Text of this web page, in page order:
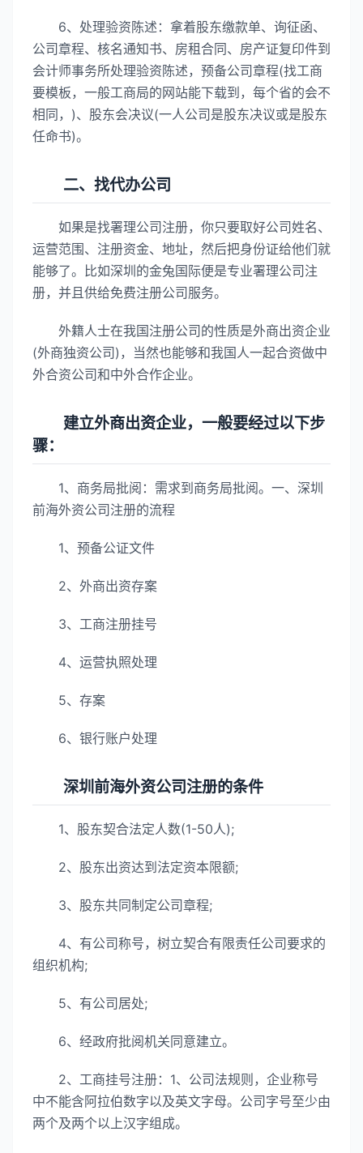
6、处理验资陈述：拿着股东缴款单、询征函、
公司章程、核名通知书、房租合同、房产证复印件到
会计师事务所处理验资陈述，预备公司章程(找工商
要模板，一般工商局的网站能下载到，每个省的会不
相同，)、股东会决议(一人公司是股东决议或是股东
任命书)。
二、找代办公司
如果是找署理公司注册，你只要取好公司姓名、
运营范围、注册资金、地址，然后把身份证给他们就
能够了。比如深圳的金兔国际便是专业署理公司注
册，并且供给免费注册公司服务。
外籍人士在我国注册公司的性质是外商出资企业
(外商独资公司)，当然也能够和我国人一起合资做中
外合资公司和中外合作企业。
建立外商出资企业，一般要经过以下步
骤：
1、商务局批阅：需求到商务局批阅。一、深圳
前海外资公司注册的流程
1、预备公证文件
2、外商出资存案
3、工商注册挂号
4、运营执照处理
5、存案
6、银行账户处理
深圳前海外资公司注册的条件
1、股东契合法定人数(1-50人);
2、股东出资达到法定资本限额;
3、股东共同制定公司章程;
4、有公司称号，树立契合有限责任公司要求的
组织机构;
5、有公司居处;
6、经政府批阅机关同意建立。
2、工商挂号注册：1、公司法规则，企业称号
中不能含阿拉伯数字以及英文字母。公司字号至少由
两个及两个以上汉字组成。